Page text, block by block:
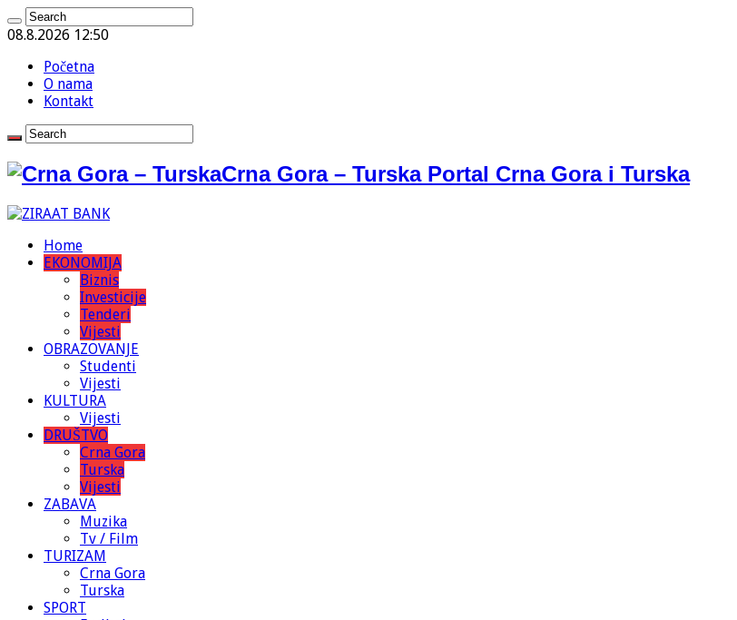
08.8.2026 12:50
Početna
O nama
Kontakt
Crna Gora – Turska Portal Crna Gora i Turska
Home
EKONOMIJA
Biznis
Investicije
Tenderi
Vijesti
OBRAZOVANJE
Studenti
Vijesti
KULTURA
Vijesti
DRUŠTVO
Crna Gora
Turska
Vijesti
ZABAVA
Muzika
Tv / Film
TURIZAM
Crna Gora
Turska
SPORT